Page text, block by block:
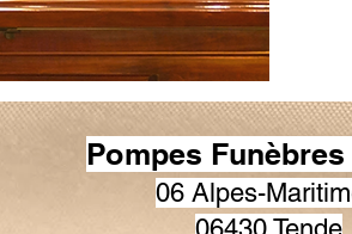
Pompes
06 Alpes-